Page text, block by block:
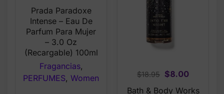
price
was:
$168.99.$162.99.
Prada Paradoxe
Intense – Eau De
Parfum Para Mujer
– 3.0 Oz
(Recargable) 100ml
Fragancias,
PERFUMES, Women $18.95 Original
price
$8.00Current
price
Bath & Body Works